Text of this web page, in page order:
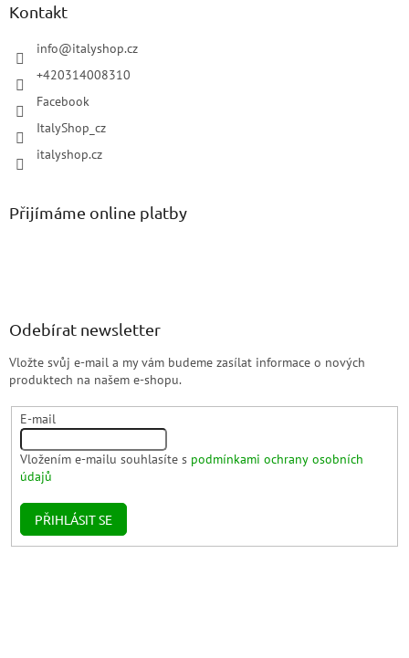
Kontakt
info@italyshop.cz
+420314008310
Facebook
ItalyShop_cz
italyshop.cz
Přijímáme online platby
Odebírat newsletter
Vložte svůj e-mail a my vám budeme zasílat informace o nových
produktech na našem e-shopu.
E-mail
Vložením e-mailu souhlasíte s podmínkami ochrany osobních
údajů
PŘIHLÁSIT SE